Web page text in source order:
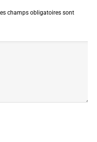
champs obligatoires sont